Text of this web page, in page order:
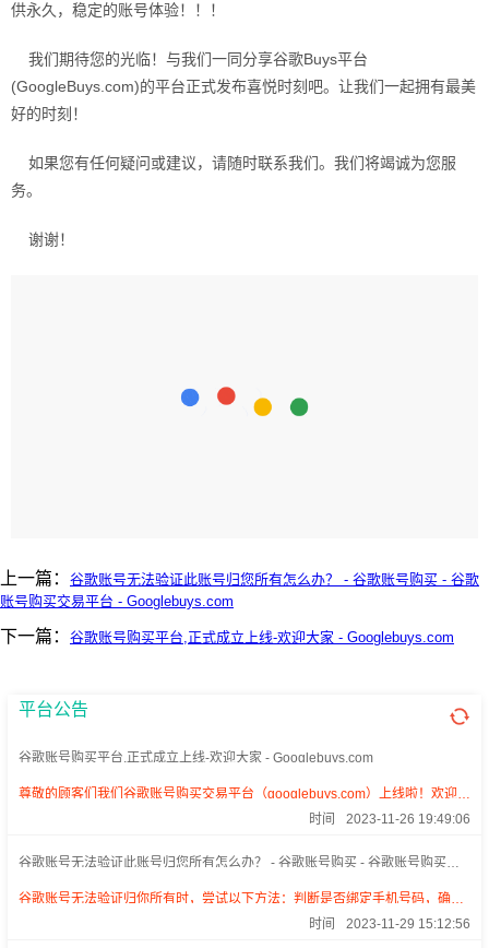
供永久，稳定的账号体验！！！
我们期待您的光临！与我们一同分享谷歌Buys平台
(GoogleBuys.com)的平台正式发布喜悦时刻吧。让我们一起拥有最美
好的时刻！
如果您有任何疑问或建议，请随时联系我们。我们将竭诚为您服
务。
谢谢！
上一篇： 谷歌账号无法验证此账号归您所有怎么办？ - 谷歌账号购买 - 谷歌
账号购买交易平台 - Googlebuys.com
下一篇： 谷歌账号购买平台,正式成立上线-欢迎大家 - Googlebuys.com
平台公告
谷歌账号购买平台,正式成立上线-欢迎大家 - Googlebuys.com
尊敬的顾客们我们谷歌账号购买交易平台（googlebuys.com）上线啦！欢迎你
来采购我们的谷歌账号购买啦！我们只售卖稳定永久不封的谷歌！高质量谷
2023-11-26 19:49:06
时间
谷歌账号无法验证此账号归您所有怎么办？ - 谷歌账号购买 - 谷歌账号购买交
谷歌账号无法验证归你所有时，尝试以下方法：判断是否绑定手机号码，确认
注册时的姓名，提供可接收结果的邮箱，关注辅助邮箱的回复。耐心等待，绑
2023-11-29 15:12:56
时间